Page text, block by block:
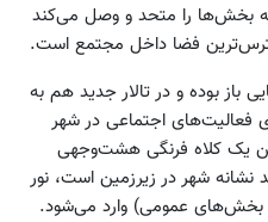
بخش‌ها را متحد و وصل می‌کند
فضا داخل مجتمع است.
باز بوده و در تالار جدید هم به
اجتماعی در شهر
یک کلاه فرنگی هشت‌وجهی
نشانه شهر در زیرزمین است، نور